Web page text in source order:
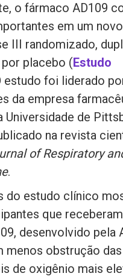
o fármaco AD109
em um
III randomizado,
placebo (Estudo
estudo foi liderado
da empresa
Universidade de
na revista
of Respiratory
.
do estudo clínico
que
desenvolvido pela
menos obstrução
de oxigênio mais